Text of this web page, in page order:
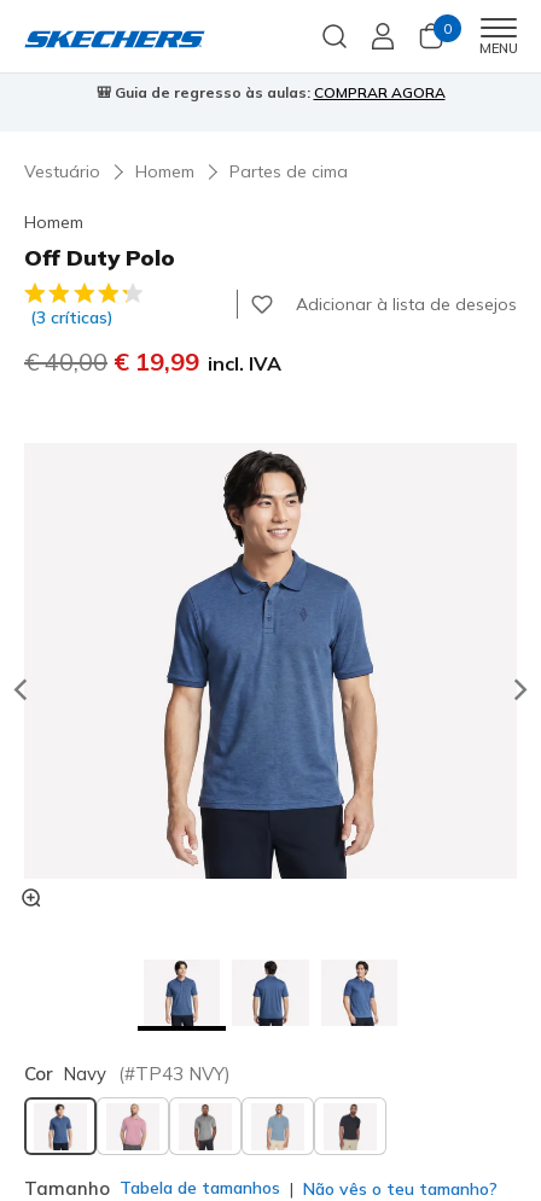
0
MENU
Skechers VIP: 45 dias de devolução para membrosInscreve-te
Vestuário Homem Partes de cima
Homem
Off Duty Polo
3$6 de 5 – Classificação do cliente
(3 críticas)
Adicionar à lista de desejos
Preço com desconto de
€ 40,00 para
€ 19,99 incl. IVA
Cor Navy (#TP43 NVY)
selecionado
Tamanho Tabela de tamanhos Não vês o teu tamanho?